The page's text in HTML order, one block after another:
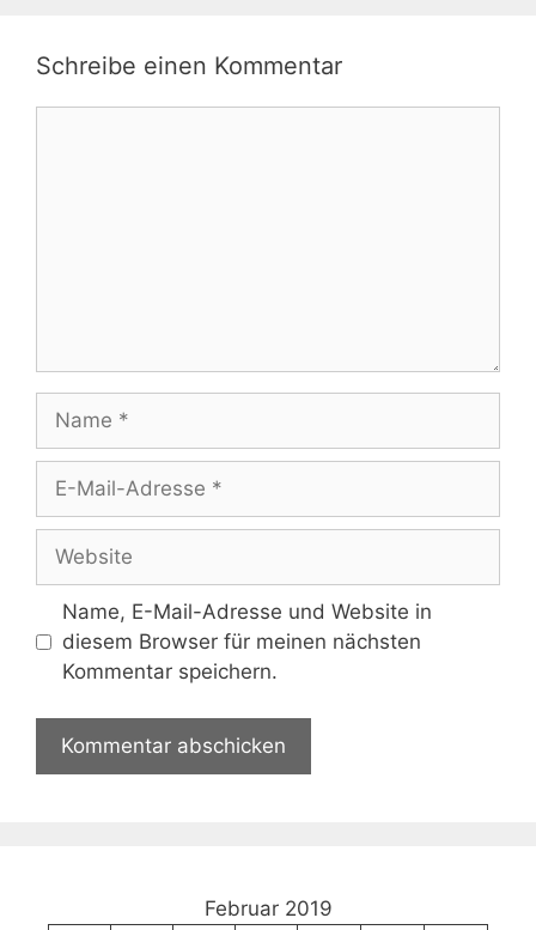
Schreibe einen Kommentar
Name
Adresse
Website
Name, E-Mail-Adresse und Website in
diesem Browser für meinen nächsten
Kommentar speichern.
Februar 2019